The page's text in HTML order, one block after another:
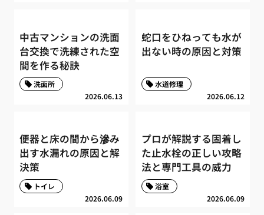
中古マンションの洗面
台交換で洗練された空
間を作る秘訣
2026.06.13
洗面所
蛇口をひねっても水が
出ない時の原因と対策
2026.06.12
水道修理
便器と床の間から滲み
出す水漏れの原因と解
決策
2026.06.09
トイレ
プロが解説する固着し
た止水栓の正しい攻略
法と専門工具の威力
2026.06.09
浴室